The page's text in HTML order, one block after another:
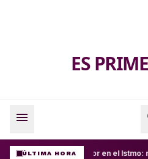
ES
menu
ÚLTIMA HORATerror en el Istmo: